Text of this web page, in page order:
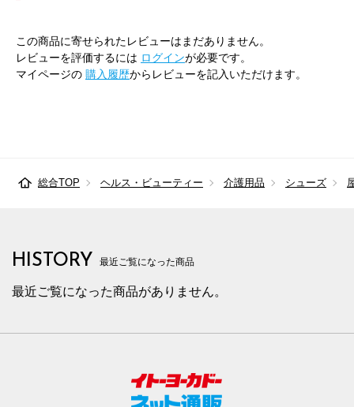
この商品に寄せられたレビューはまだありません。
レビューを評価するには ログインが必要です。
マイページの 購入履歴からレビューを記入いただけます。
総合TOP ヘルス・ビューティー 介護用品 シューズ
HISTORY 最近ご覧になった商品
最近ご覧になった商品がありません。